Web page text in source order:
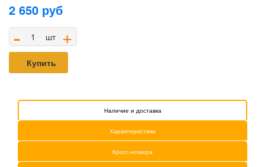
2 650 руб
- шт +
Купить
Наличие и доставка
Характеристики
Кросс-номера